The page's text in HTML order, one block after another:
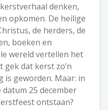
denken,
opkomen. De heilige
de herders, de
boeken en
wereld vertellen het
gek dat kerst zo’n
is geworden. Maar: in
25 december
ontstaan?